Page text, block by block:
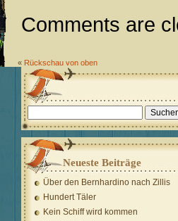
Comments are
« Rückschau von oben
Suchen
nach:
Neueste Beiträge
Über den Bernhardino nach Zillis
Hundert Täler
Kein Schiff wird kommen